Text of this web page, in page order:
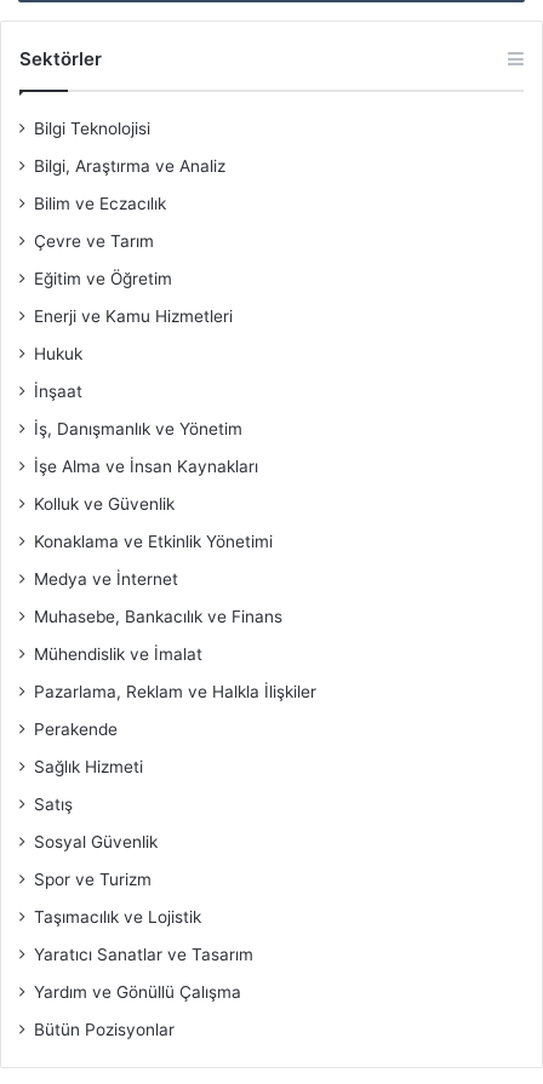
Sektörler
Bilgi Teknolojisi
Bilgi, Araştırma ve Analiz
Bilim ve Eczacılık
Çevre ve Tarım
Eğitim ve Öğretim
Enerji ve Kamu Hizmetleri
Hukuk
İnşaat
İş, Danışmanlık ve Yönetim
İşe Alma ve İnsan Kaynakları
Kolluk ve Güvenlik
Konaklama ve Etkinlik Yönetimi
Medya ve İnternet
Muhasebe, Bankacılık ve Finans
Mühendislik ve İmalat
Pazarlama, Reklam ve Halkla İlişkiler
Perakende
Sağlık Hizmeti
Satış
Sosyal Güvenlik
Spor ve Turizm
Taşımacılık ve Lojistik
Yaratıcı Sanatlar ve Tasarım
Yardım ve Gönüllü Çalışma
Bütün Pozisyonlar